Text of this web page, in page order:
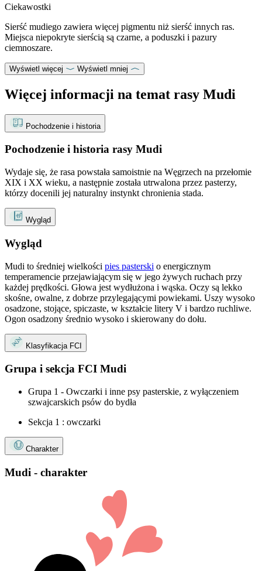
Ciekawostki
Sierść mudiego zawiera więcej pigmentu niż sierść innych ras.
Miejsca niepokryte sierścią są czarne, a poduszki i pazury
ciemnoszare.
Wyświetl więcej Wyświetl mniej
Więcej informacji na temat rasy Mudi
Pochodzenie i historia
Pochodzenie i historia rasy Mudi
Wydaje się, że rasa powstała samoistnie na Węgrzech na przełomie
XIX i XX wieku, a następnie została utrwalona przez pasterzy,
którzy docenili jej naturalny instynkt chronienia stada.
Wygląd
Wygląd
Mudi to średniej wielkości pies pasterski o energicznym
temperamencie przejawiającym się w jego żywych ruchach przy
każdej prędkości. Głowa jest wydłużona i wąska. Oczy są lekko
skośne, owalne, z dobrze przylegającymi powiekami. Uszy wysoko
osadzone, stojące, spiczaste, w kształcie litery V i bardzo ruchliwe.
Ogon osadzony średnio wysoko i skierowany do dołu.
Klasyfikacja FCI
Grupa i sekcja FCI Mudi
Grupa 1 - Owczarki i inne psy pasterskie, z wyłączeniem
szwajcarskich psów do bydła
Sekcja 1 : owczarki
Charakter
Mudi - charakter